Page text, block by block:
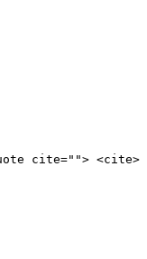
cite=""> <cite>